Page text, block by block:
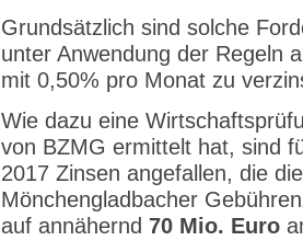
Grundsätzlich sind solche
unter Anwendung der Regeln
mit 0,50% pro Monat zu
Wie dazu eine
von BZMG ermittelt hat, sind
2017 Zinsen angefallen, die
Mönchengladbacher
auf annähernd 70 Mio. Euro